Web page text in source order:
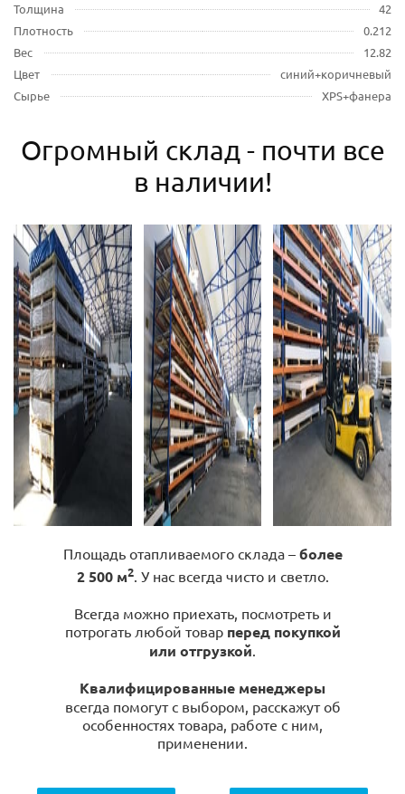
Толщина
42
Плотность
0.212
Вес
12.82
Цвет
синий+коричневый
Сырье
XPS+фанера
Огромный склад - почти все
в наличии!
Площадь отапливаемого склада – более
2 500 м2. У нас всегда чисто и светло.
Всегда можно приехать, посмотреть и
потрогать любой товар перед покупкой
или отгрузкой.
Квалифицированные менеджеры
всегда помогут с выбором, расскажут об
особенностях товара, работе с ним,
применении.